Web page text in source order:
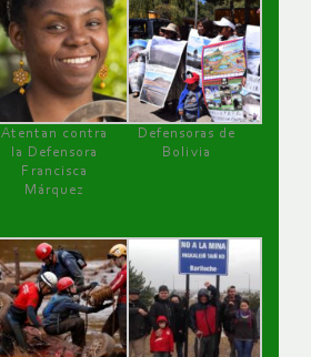
Atentan contra
la Defensora
Francisca
Márquez
Defensoras de
Bolivia